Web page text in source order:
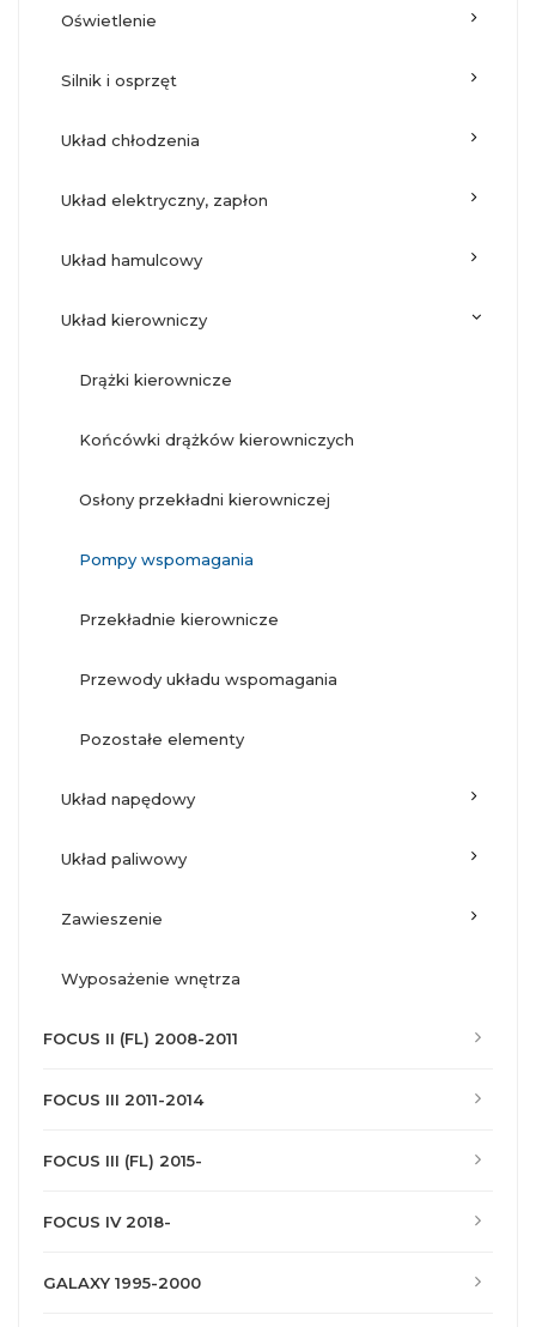
oświetlenie
silnik i osprzęt
układ chłodzenia
układ elektryczny, zapłon
układ hamulcowy
układ kierowniczy
drążki kierownicze
końcówki drążków kierowniczych
osłony przekładni kierowniczej
pompy wspomagania
przekładnie kierownicze
przewody układu wspomagania
pozostałe elementy
układ napędowy
układ paliwowy
zawieszenie
wyposażenie wnętrza
FOCUS II (FL) 2008-2011
FOCUS III 2011-2014
FOCUS III (FL) 2015-
FOCUS IV 2018-
GALAXY 1995-2000